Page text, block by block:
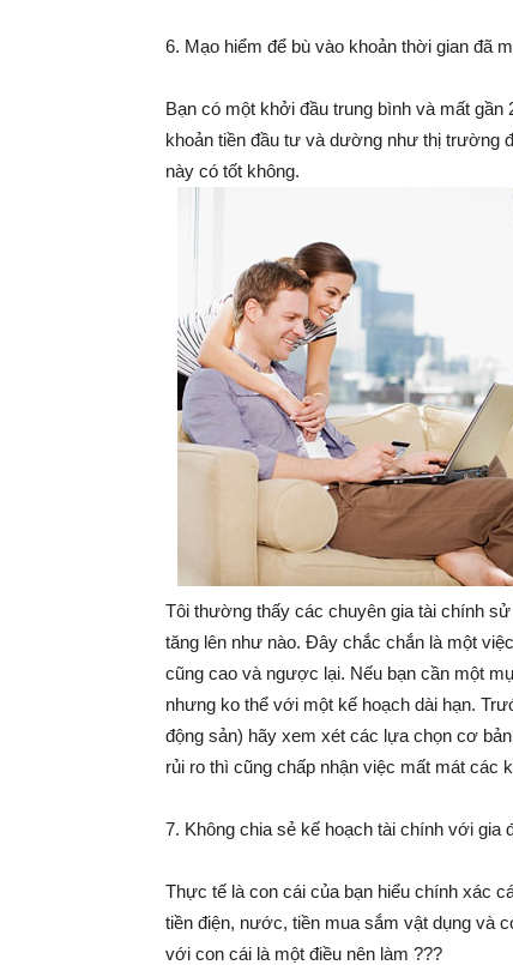
6. Mạo hiểm để bù vào khoản thời gian đã
Bạn có một khởi đầu trung bình và mất
khoản tiền đầu tư và dường như thị trường
này có tốt không.
Tôi thường thấy các chuyên gia tài chính
tăng lên như nào. Đây chắc chắn là một
cũng cao và ngược lại. Nếu bạn cần một
nhưng ko thể với một kế hoạch dài hạn.
động sản) hãy xem xét các lựa chọn cơ
rủi ro thì cũng chấp nhận việc mất mát các
7. Không chia sẻ kế hoạch tài chính với gia
Thực tế là con cái của bạn hiểu chính xác
tiền điện, nước, tiền mua sắm vật dụng và
với con cái là một điều nên làm ???